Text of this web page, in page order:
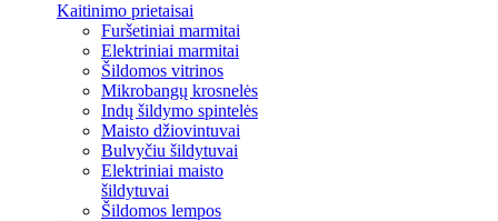
Kaitinimo prietaisai
Furšetiniai marmitai
Elektriniai marmitai
Šildomos vitrinos
Mikrobangų krosnelės
Indų šildymo spintelės
Maisto džiovintuvai
Bulvyčiu šildytuvai
Elektriniai maisto
šildytuvai
Šildomos lempos